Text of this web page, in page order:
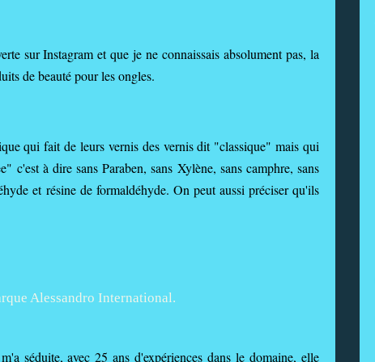
sur Instagram et que je ne connaissais absolument pas, la
de beauté pour les ongles.
qui fait de leurs vernis des vernis dit "classique" mais qui
c'est à dire sans Paraben, sans Xylène, sans camphre, sans
et résine de formaldéhyde. On peut aussi préciser qu'ils
séduite, avec 25 ans d'expériences dans le domaine, elle